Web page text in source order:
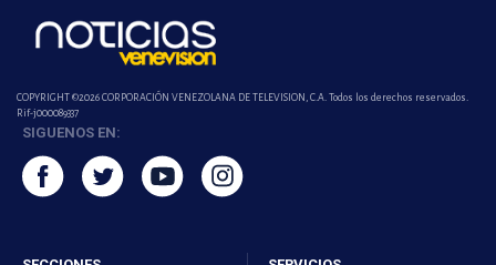
COPYRIGHT ©2026 CORPORACIÓN VENEZOLANA DE TELEVISION, C.A. Todos los derechos reservados.
Rif-j000089337
SIGUENOS EN: